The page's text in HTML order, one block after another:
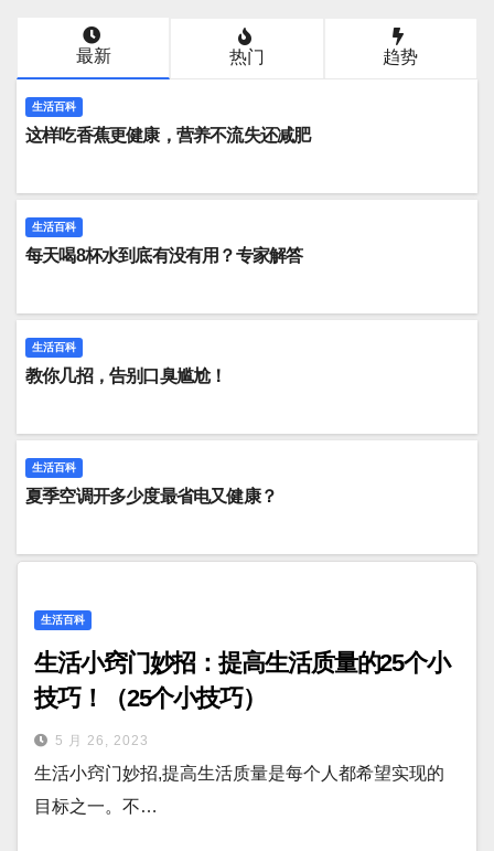
最新 热门 趋势
生活百科
这样吃香蕉更健康，营养不流失还减肥
生活百科
每天喝8杯水到底有没有用？专家解答
生活百科
教你几招，告别口臭尴尬！
生活百科
夏季空调开多少度最省电又健康？
生活百科
生活小窍门妙招：提高生活质量的25个小
技巧！（25个小技巧）
5 月 26, 2023
生活小窍门妙招,提高生活质量是每个人都希望实现的
目标之一。不…